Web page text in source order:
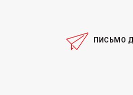
ПИСЬМО